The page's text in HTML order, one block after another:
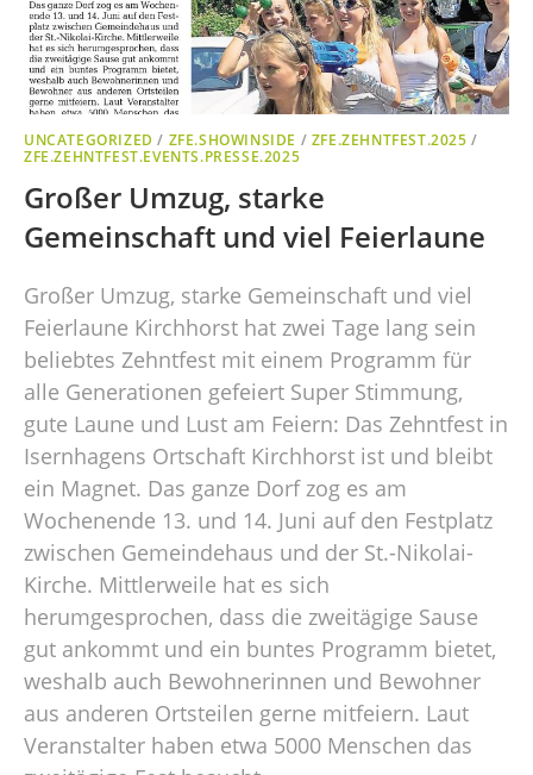
UNCATEGORIZED / ZFE.SHOWINSIDE / ZFE.ZEHNTFEST.2025 /
ZFE.ZEHNTFEST.EVENTS.PRESSE.2025
Großer Umzug, starke
Gemeinschaft und viel Feierlaune
Großer Umzug, starke Gemeinschaft und viel
Feierlaune Kirchhorst hat zwei Tage lang sein
beliebtes Zehntfest mit einem Programm für
alle Generationen gefeiert Super Stimmung,
gute Laune und Lust am Feiern: Das Zehntfest in
Isernhagens Ortschaft Kirchhorst ist und bleibt
ein Magnet. Das ganze Dorf zog es am
Wochenende 13. und 14. Juni auf den Festplatz
zwischen Gemeindehaus und der St.-Nikolai-
Kirche. Mittlerweile hat es sich
herumgesprochen, dass die zweitägige Sause
gut ankommt und ein buntes Programm bietet,
weshalb auch Bewohnerinnen und Bewohner
aus anderen Ortsteilen gerne mitfeiern. Laut
Veranstalter haben etwa 5000 Menschen das